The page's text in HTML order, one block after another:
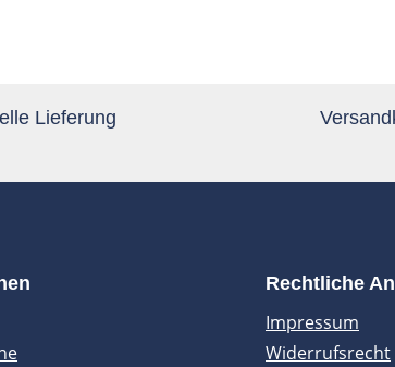
Lieferung
Rechtliche
Impressum
Widerrufsrecht